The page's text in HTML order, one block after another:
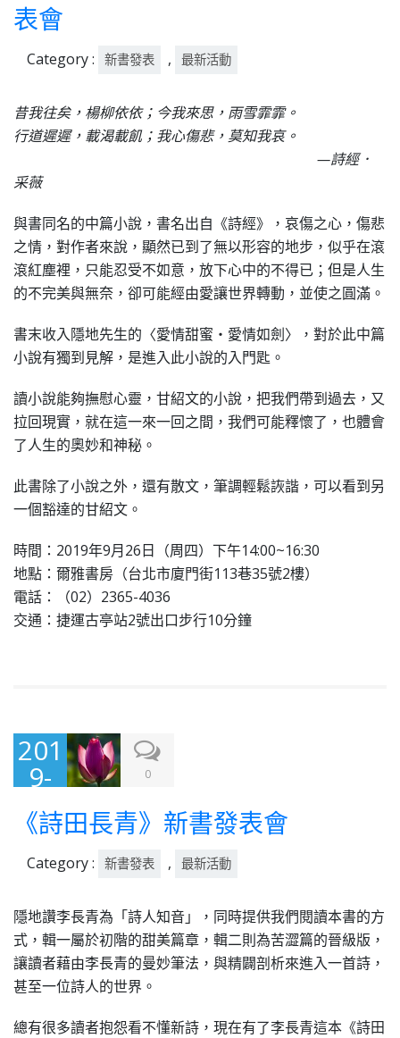
表會
Category : 新書發表 , 最新活動
昔我往矣，楊柳依依；今我來思，雨雪霏霏。
行道遲遲，載渴載飢；我心傷悲，莫知我哀。
—詩經．
采薇
與書同名的中篇小說，書名出自《詩經》，哀傷之心，傷悲
之情，對作者來說，顯然已到了無以形容的地步，似乎在滾
滾紅塵裡，只能忍受不如意，放下心中的不得已；但是人生
的不完美與無奈，卻可能經由愛讓世界轉動，並使之圓滿。
書末收入隱地先生的〈愛情甜蜜‧愛情如劍〉，對於此中篇
小說有獨到見解，是進入此小說的入門匙。
讀小說能夠撫慰心靈，甘紹文的小說，把我們帶到過去，又
拉回現實，就在這一來一回之間，我們可能釋懷了，也體會
了人生的奧妙和神秘。
此書除了小說之外，還有散文，筆調輕鬆詼諧，可以看到另
一個豁達的甘紹文。
時間：2019年9月26日（周四）下午14:00~16:30
地點：爾雅書房（台北市廈門街113巷35號2樓）
電話：（02）2365-4036
交通：捷運古亭站2號出口步行10分鐘
201
9-
06-
26
0
《詩田長青》新書發表會
Category : 新書發表 , 最新活動
隱地讚李長青為「詩人知音」，同時提供我們閱讀本書的方
式，輯一屬於初階的甜美篇章，輯二則為苦澀篇的晉級版，
讓讀者藉由李長青的曼妙筆法，與精闢剖析來進入一首詩，
甚至一位詩人的世界。
總有很多讀者抱怨看不懂新詩，現在有了李長青這本《詩田